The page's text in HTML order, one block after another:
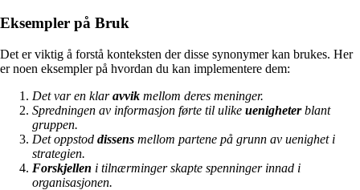
Eksempler på Bruk
Det er viktig å forstå konteksten der disse synonymer kan brukes. Her
er noen eksempler på hvordan du kan implementere dem:
Det var en klaravvik mellom deres meninger.
Spredningen av informasjon førte til ulike uenigheterblant
gruppen.
Det oppstod dissens mellom partene på grunn av uenighet i
strategien.
Forskjellen i tilnærminger skapte spenninger innad i
organisasjonen.